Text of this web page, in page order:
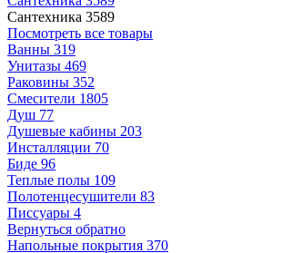
Сантехника 3589
Посмотреть все товары
Ванны 319
Унитазы 469
Раковины 352
Смесители 1805
Душ 77
Душевые кабины 203
Инсталляции 70
Биде 96
Теплые полы 109
Полотенцесушители 83
Писсуары 4
Вернуться обратно
Напольные покрытия 370